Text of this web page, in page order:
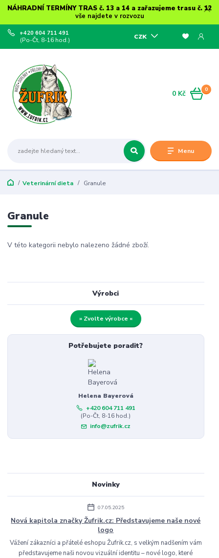
NÁHRADNÍ TERMÍNY TRAS č. 13 a 14 a zařazujeme trasu č. 12
vše najdete v rozvozu
Menu
CZK
+420 604 711 491
(Po-Čt, 8-16 hod.)
0
0 Kč
Veterinární dieta Granule
Granule
V této kategorii nebylo nalezeno žádné zboží.
Potřebujete poradit?
Helena Bayerová
+420 604 711 491
(Po-Čt, 8-16 hod.)
info@zufrik.cz
Novinky
07.05.2025
Nová kapitola značky Žufrik.cz: Představujeme naše nové
logo
Vážení zákazníci a přátelé eshopu Žufrik.cz, s velkým nadšením vám
představujeme naši novou vizuální identitu – nové logo, které
Výrobci
» Zvolte výrobce «